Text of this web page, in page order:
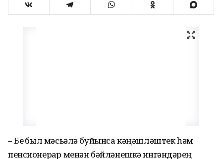
– Беҙ был мәсьәлә буйынса кәңәшләштек һәм
пенсионерҙар менән бәйләнешкә ингәндәрҙең